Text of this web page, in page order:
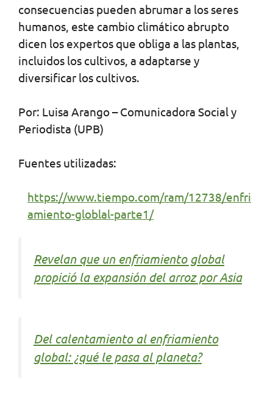
consecuencias pueden abrumar a los seres
humanos, este cambio climático abrupto
dicen los expertos que obliga a las plantas,
incluidos los cultivos, a adaptarse y
diversificar los cultivos.
Por: Luisa Arango – Comunicadora Social y
Periodista (UPB)
Fuentes utilizadas:
https://www.tiempo.com/ram/12738/enfri
amiento-globlal-parte1/
Revelan que un enfriamiento global
propició la expansión del arroz por Asia
Del calentamiento al enfriamiento
global: ¿qué le pasa al planeta?